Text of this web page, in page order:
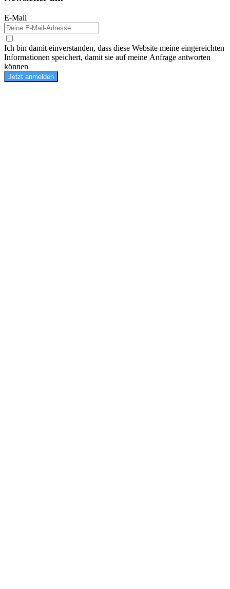
E-Mail
Ich bin damit einverstanden, dass diese Website meine eingereichten
Informationen speichert, damit sie auf meine Anfrage antworten
können
Jetzt anmelden